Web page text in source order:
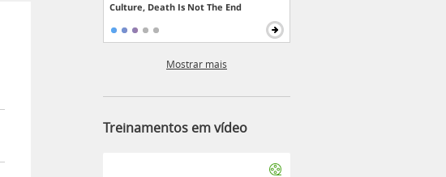
Culture, Death Is Not The End
Mostrar mais
Treinamentos em vídeo